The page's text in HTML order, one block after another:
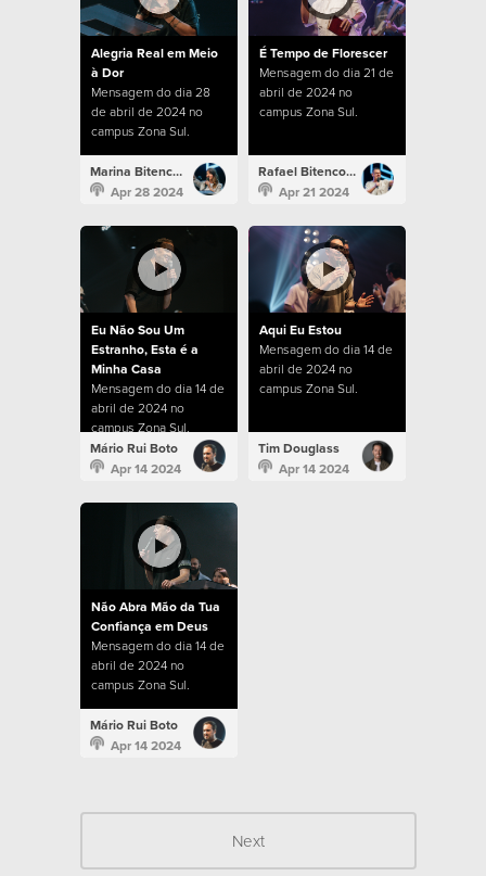
Alegria Real em Meio
à Dor
Mensagem do dia 28
de abril de 2024 no
campus Zona Sul.
Marina Bitencourt
Apr 28 2024
É Tempo de Florescer
Mensagem do dia 21 de
abril de 2024 no
campus Zona Sul.
Rafael Bitencourt
Apr 21 2024
Eu Não Sou Um
Estranho, Esta é a
Minha Casa
Mensagem do dia 14 de
abril de 2024 no
campus Zona Sul.
Mário Rui Boto
Apr 14 2024
Aqui Eu Estou
Mensagem do dia 14 de
abril de 2024 no
campus Zona Sul.
Tim Douglass
Apr 14 2024
Não Abra Mão da Tua
Confiança em Deus
Mensagem do dia 14 de
abril de 2024 no
campus Zona Sul.
Mário Rui Boto
Apr 14 2024
Next